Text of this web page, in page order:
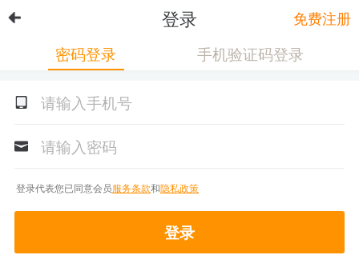
登录 免费注册
密码登录 手机验证码登录
登录代表您已同意会员服务条款和隐私政策
登录